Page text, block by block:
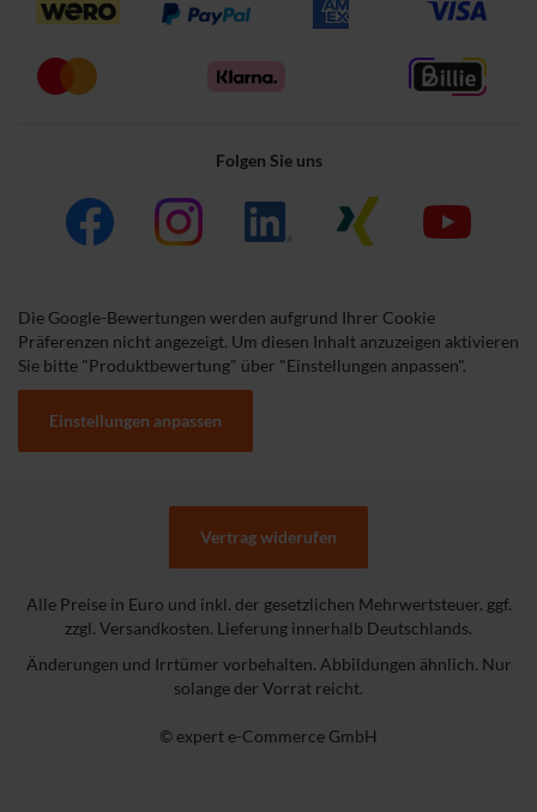
Folgen Sie uns
Die Google-Bewertungen werden aufgrund Ihrer Cookie
Präferenzen nicht angezeigt. Um diesen Inhalt anzuzeigen aktivieren
Sie bitte "Produktbewertung" über "Einstellungen anpassen".
Einstellungen anpassen
Vertrag widerufen
Alle Preise in Euro und inkl. der gesetzlichen Mehrwertsteuer. ggf.
zzgl. Versandkosten. Lieferung innerhalb Deutschlands.
Änderungen und Irrtümer vorbehalten. Abbildungen ähnlich. Nur
solange der Vorrat reicht.
© expert e-Commerce GmbH